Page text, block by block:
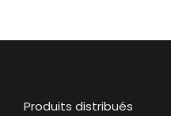
Produits distribués